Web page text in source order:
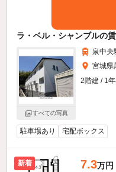
ラ・ベル・シャンブルの
すべての写真
泉中央
宮城県
2階建 / 1
駐車場あり 宅配ボックス
新着 7.3万円